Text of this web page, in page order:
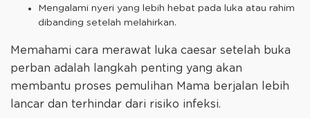
Mengalami nyeri yang lebih hebat pada luka atau rahim
dibanding setelah melahirkan.
Memahami cara merawat luka caesar setelah buka
perban adalah langkah penting yang akan
membantu proses pemulihan Mama berjalan lebih
lancar dan terhindar dari risiko infeksi.